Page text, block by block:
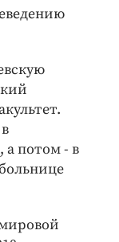
а потом - в